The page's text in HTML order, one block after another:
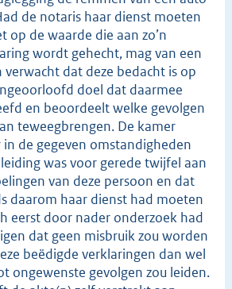
de notaris haar dienst moeten
op de waarde die aan zo’n
wordt gehecht, mag van een
dat deze bedacht is op
doel dat daarmee
en beoordeelt welke gevolgen
teweegbrengen. De kamer
de gegeven omstandigheden
was voor gerede twijfel aan
van deze persoon en dat
daarom haar dienst had moeten
eerst door nader onderzoek had
dat geen misbruik zou worden
beëdigde verklaringen dan wel
ongewenste gevolgen zou leiden.